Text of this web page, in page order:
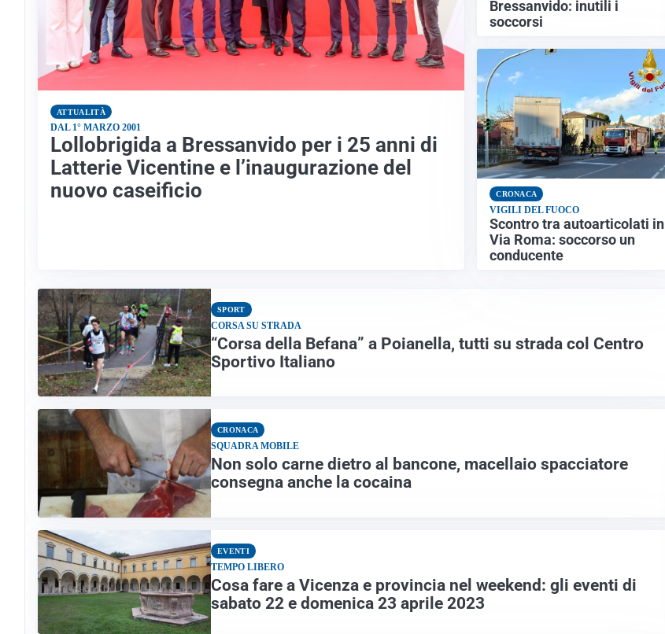
ATTUALITÀ
DAL 1° MARZO 2001
Lollobrigida a Bressanvido per i 25 anni di
Latterie Vicentine e l’inaugurazione del
nuovo caseificio
Bressanvido: inutili i
soccorsi
CRONACA
VIGILI DEL FUOCO
Scontro tra autoarticolati in
Via Roma: soccorso un
conducente
SPORT
CORSA SU STRADA
“Corsa della Befana” a Poianella, tutti su strada col Centro
Sportivo Italiano
CRONACA
SQUADRA MOBILE
Non solo carne dietro al bancone, macellaio spacciatore
consegna anche la cocaina
EVENTI
TEMPO LIBERO
Cosa fare a Vicenza e provincia nel weekend: gli eventi di
sabato 22 e domenica 23 aprile 2023